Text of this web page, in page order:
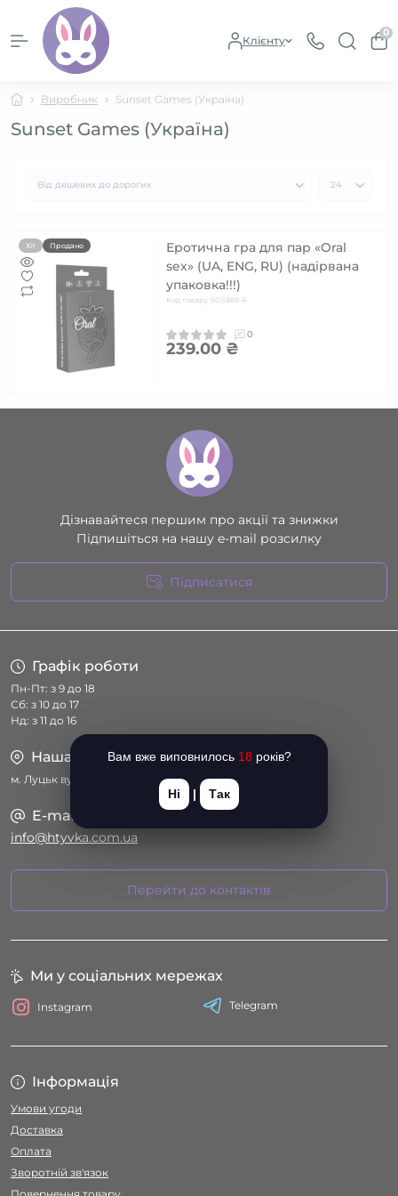
Клієнту
0
Виробник Sunset Games (Україна)
Sunset Games (Україна)
Хіт Продано
Еротична гра для пар «Oral
sex» (UA, ENG, RU) (надірвана
упаковка!!!)
Код товару: SO5888-R
0
239.00 ₴
Дізнавайтеся першим про акції та знижки
Підпишіться на нашу e-mail розсилку
Підписатися
Графік роботи
Пн-Пт: з 9 до 18
Сб: з 10 до 17
Нд: з 11 до 16
Наша адреса
м. Луцьк вул. Соборності 14
E-mail
info@htyvka.com.ua
Перейти до контактів
Інформація
Умови угоди
Доставка
Оплата
Зворотній зв'язок
Ми у соціальних мережах
Instagram Telegram
Вам вже виповнилось 18 років?
Ні | Так